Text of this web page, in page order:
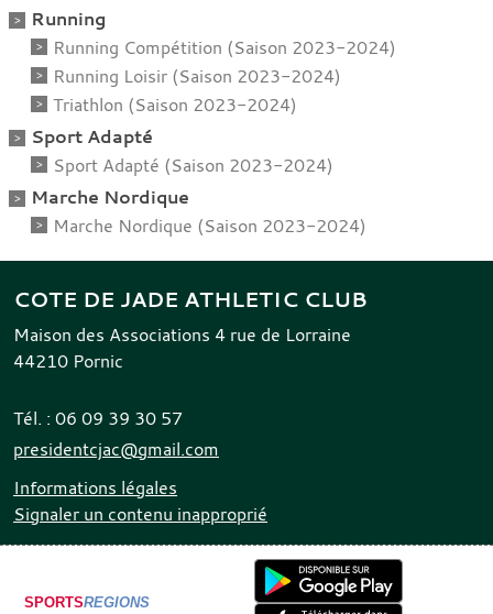
Running
Running Compétition (Saison 2023-2024)
Running Loisir (Saison 2023-2024)
Triathlon (Saison 2023-2024)
Sport Adapté
Sport Adapté (Saison 2023-2024)
Marche Nordique
Marche Nordique (Saison 2023-2024)
COTE DE JADE ATHLETIC CLUB
Maison des Associations 4 rue de Lorraine
44210 Pornic
Tél. : 06 09 39 30 57
presidentcjac@gmail.com
Informations légales
Signaler un contenu inapproprié
SPORTSREGIONS